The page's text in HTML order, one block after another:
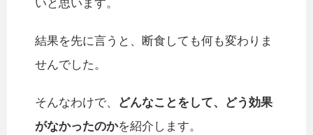
いと思います。
結果を先に言うと、断食しても何も変わりま
せんでした。
そんなわけで、
どんなことをして、どう効果
がなかったのかを紹介します。